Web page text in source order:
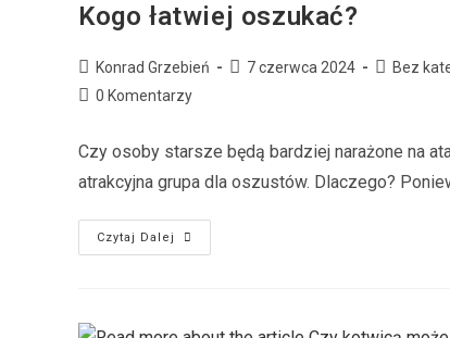
Kogo łatwiej oszukać?
Konrad Grzebień 7 czerwca 2024 Bez
0 Komentarzy
Czy osoby starsze będą bardziej narażone na
atrakcyjna grupa dla oszustów. Dlaczego?
Czytaj Dalej